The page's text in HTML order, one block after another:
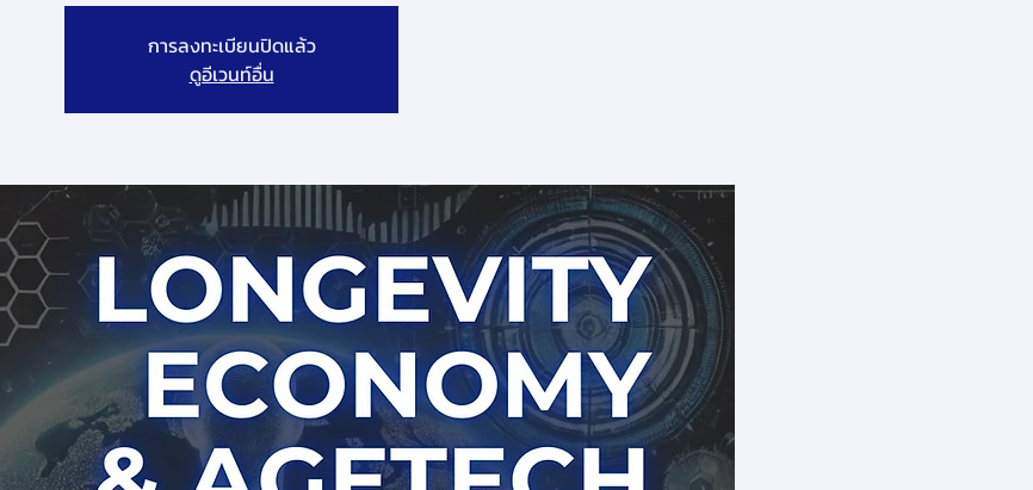
การลงทะเบียนปิดแล้ว
ดูอีเวนท์อื่น